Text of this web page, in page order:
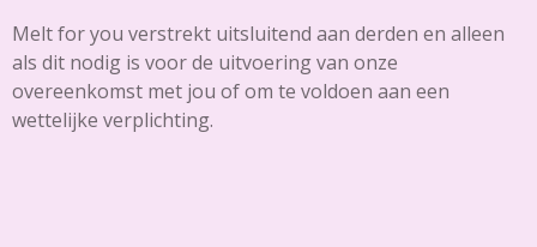
Melt for you verstrekt uitsluitend aan derden en alleen
als dit nodig is voor de uitvoering van onze
overeenkomst met jou of om te voldoen aan een
wettelijke verplichting.